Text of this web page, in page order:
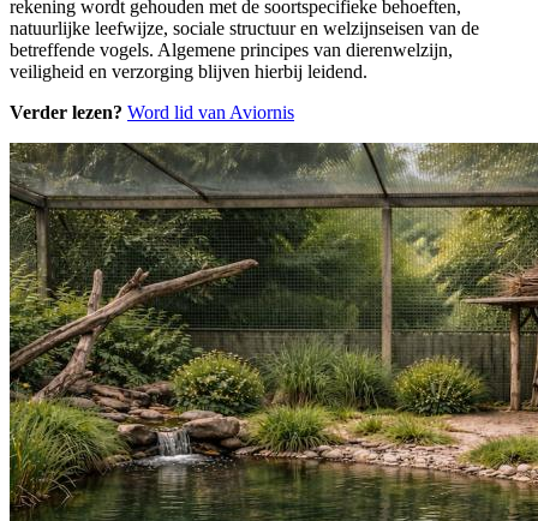
rekening wordt gehouden met de soortspecifieke behoeften,
natuurlijke leefwijze, sociale structuur en welzijnseisen van de
betreffende vogels. Algemene principes van dierenwelzijn,
veiligheid en verzorging blijven hierbij leidend.
Verder lezen? Word lid van Aviornis